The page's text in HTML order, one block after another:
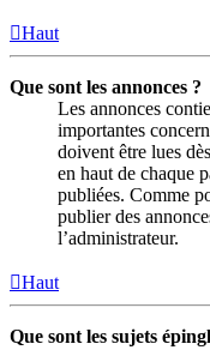
Haut
Que sont les annonces ?
Les annonces
importantes
doivent être lues
en haut de chaque
publiées. Comme
publier des
l’administrateur.
Haut
Que sont les sujets